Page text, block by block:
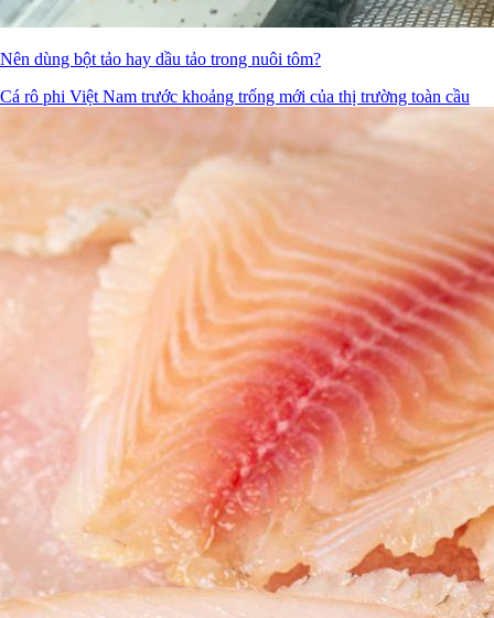
Nên dùng bột tảo hay dầu tảo trong nuôi tôm?
Cá rô phi Việt Nam trước khoảng trống mới của thị trường toàn cầu